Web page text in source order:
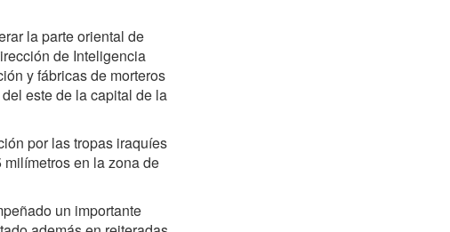
la parte oriental de
de Inteligencia
y fábricas de morteros
este de la capital de la
por las tropas iraquíes
en la zona de
un importante